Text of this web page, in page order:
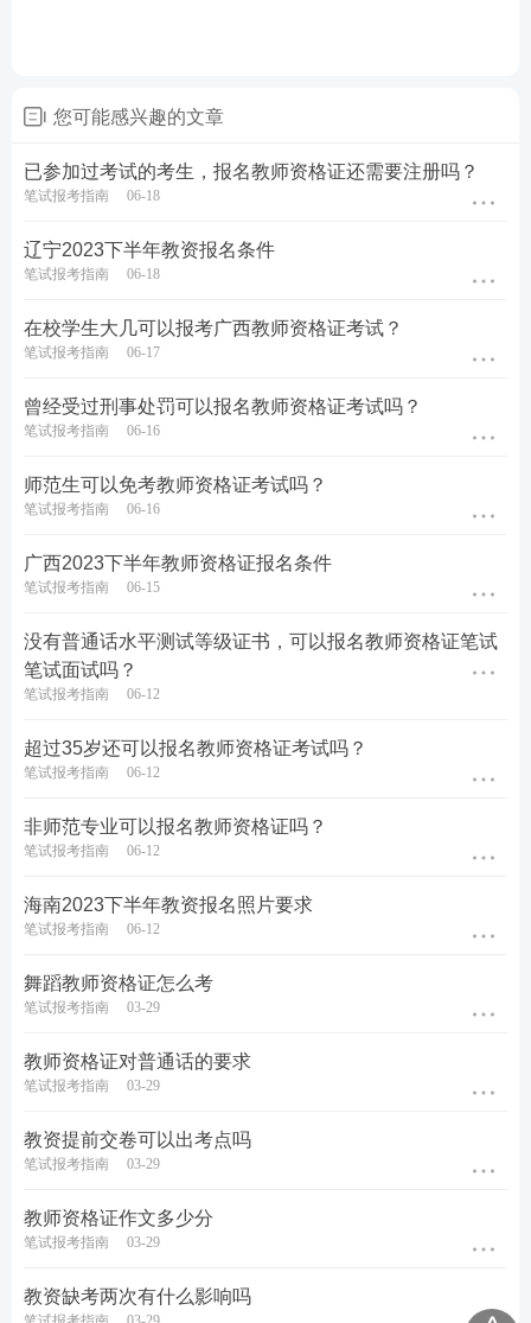
教材精讲班—讲解各章节知识点，系统性帮助
高频考点班—复盘考点，串讲历年考试中反复
出题的高频考点，把时间用在刀刃上。
教学设计专题班—将重难点以专题形式进行针
对性拆分讲解，帮助考生专项突破得分。
考前密训班
定心丸。
历年真题>>历年教师资格证真题视频课程学习
在线题库>>在线刷教师资格证章节练习/模拟试题/历
年真题
您可能感兴趣的文章
已参加过考试的考生，报名教师资格证还需要注册吗？
笔试报考指南 06-18
辽宁2023下半年教资报名条件
笔试报考指南 06-18
在校学生大几可以报考广西教师资格证考试？
笔试报考指南 06-17
曾经受过刑事处罚可以报名教师资格证考试吗？
笔试报考指南 06-16
师范生可以免考教师资格证考试吗？
笔试报考指南 06-16
广西2023下半年教师资格证报名条件
笔试报考指南 06-15
没有普通话水平测试等级证书，可以报名教师资格证笔试
笔试面试吗？
笔试报考指南 06-12
超过35岁还可以报名教师资格证考试吗？
笔试报考指南 06-12
非师范专业可以报名教师资格证吗？
笔试报考指南 06-12
海南2023下半年教资报名照片要求
笔试报考指南 06-12
舞蹈教师资格证怎么考
笔试报考指南 03-29
教师资格证对普通话的要求
笔试报考指南 03-29
教资提前交卷可以出考点吗
笔试报考指南 03-29
教师资格证作文多少分
笔试报考指南 03-29
教资缺考两次有什么影响吗